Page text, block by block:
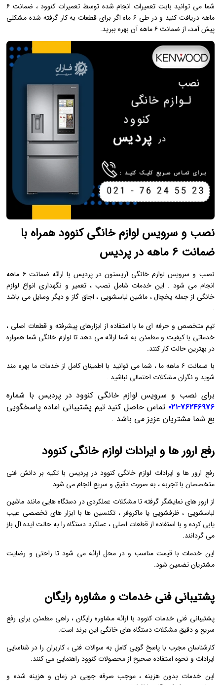
شما می‌ توانید بابت تعمیرات انجام شده توسط تعمیرات کنوود ، ضمانت ۶
ماهه دریافت کنید و در طی ۶ ماه اگر برای قطعات به کار گرفته شده مشکلی
پیش آمد، از ضمانت ۶ ماهه آن بهره ببرید.
نصب و سرویس لوازم خانگی کنوود همراه با
ضمانت ۶ ماهه در پردیس
نصب و سرویس لوازم خانگی آریستون در پردیس با ارائه ضمانت ۶ ماهه
انجام می‌ شود . این خدمات شامل نصب ، تعمیر و نگهداری انواع لوازم
خانگی از جمله یخچال ، ماشین لباسشویی ، اجاق گاز و دیگر وسایل می ‌باشد
.
تیم متخصص و حرفه ‌ای ما با استفاده از ابزارهای پیشرفته و قطعات اصلی ،
خدماتی با کیفیت و مطمئن به شما ارائه می ‌دهد تا لوازم خانگی شما همواره
در بهترین حالت کار کنند.
با ضمانت ۶ ماهه ما ، شما می ‌توانید با اطمینان کامل از خدمات ما بهره ‌مند
شوید و نگران مشکلات احتمالی نباشید .
برای نصب و سرویس لوازم خانگی کنوود در پردیس با شماره
۷۶۲۴۶۹۷۶-۰۲۱
تماس حاصل کنید تیم پشتیبانی اماده پاسخگویی
بع شما مشتریان عزیز می باشد .
رفع ارور ها و ایرادات لوازم خانگی کنوود
رفع ارور ها و ایرادات لوازم خانگی کنوود در پردیس با تکیه بر دانش فنی
متخصصان با تجربه ، به‌ صورت دقیق و سریع انجام می ‌شود.
از ارور های نمایشگر گرفته تا مشکلات عملکردی در دستگاه‌ هایی مانند ماشین
لباسشویی ، ظرفشویی یا ماکروفر ، تکنسین‌ ها با ابزار های تخصصی عیب
‌یابی کرده و با استفاده از قطعات اصلی ، عملکرد دستگاه را به حالت ایده ‌آل باز
می‌ گردانند.
این خدمات با قیمت مناسب و در محل ارائه می‌ شود تا راحتی و رضایت
مشتریان تضمین شود.
پشتیبانی فنی خدمات و مشاوره رایگان
پشتیبانی فنی خدمات کنوود با ارائه مشاوره رایگان ، راهی مطمئن برای رفع
سریع و دقیق مشکلات دستگاه‌ های خانگی این برند است.
کارشناسان مجرب با پاسخ ‌گویی کامل به سوالات فنی ، کاربران را در شناسایی
ایرادات و نحوه استفاده صحیح از محصولات کنوود راهنمایی می‌ کنند.
این خدمات بدون هزینه ، موجب صرفه‌ جویی در زمان و هزینه شده و